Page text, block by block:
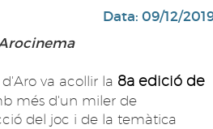
Data: 09/12/
va acollir la 8a edició de
més d'un miler de
del joc i de la temàtica